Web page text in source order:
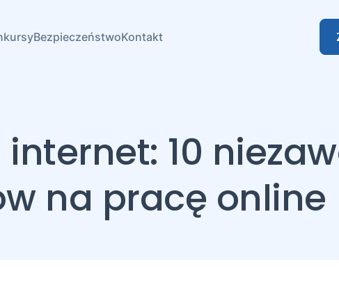
BezpieczeństwoKontakt
10
na pracę online